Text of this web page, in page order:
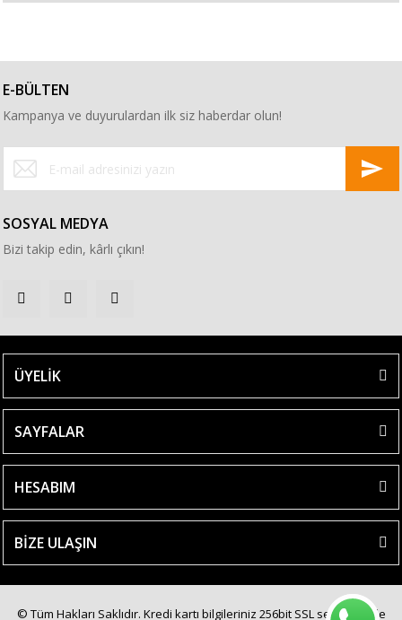
E-BÜLTEN
Kampanya ve duyurulardan ilk siz haberdar olun!
SOSYAL MEDYA
Bizi takip edin, kârlı çıkın!
ÜYELİK
SAYFALAR
HESABIM
BİZE ULAŞIN
© Tüm Hakları Saklıdır. Kredi kartı bilgileriniz 256bit SSL sertifikası ile